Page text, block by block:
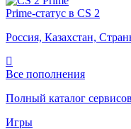
Prime-статус в CS 2
Россия, Казахстан,
Все пополнения
Полный каталог сервисов
Игры